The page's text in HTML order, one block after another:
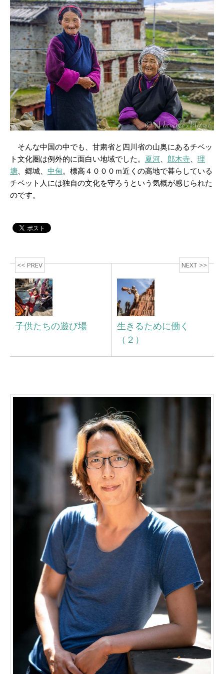
そんな中国の中でも、甘粛省と四川省の山奥にあるチベッ
ト文化圏は例外的に面白い地域でした。 夏河、 郎木寺、 理
塘、郷城、 中甸。標高４０００ｍ近くの高地で暮らしている
チベット人には独自の文化を守ろうという気概が感じられた
のです。
<< PREV
子供たちの遊び場
NEXT >>
生きるために働く
（２）